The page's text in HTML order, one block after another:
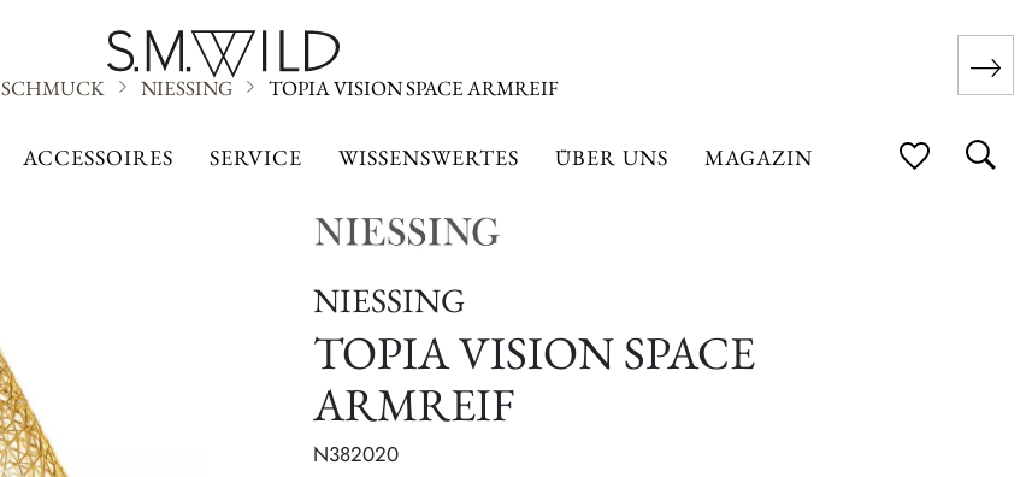
ACCESSOIRES SERVICE WISSENSWERTES ÜBER UNS MAGAZIN
SCHMUCK NIESSING TOPIA VISION SPACE ARMREIF
NIESSING
TOPIA VISION SPACE
ARMREIF
N382020